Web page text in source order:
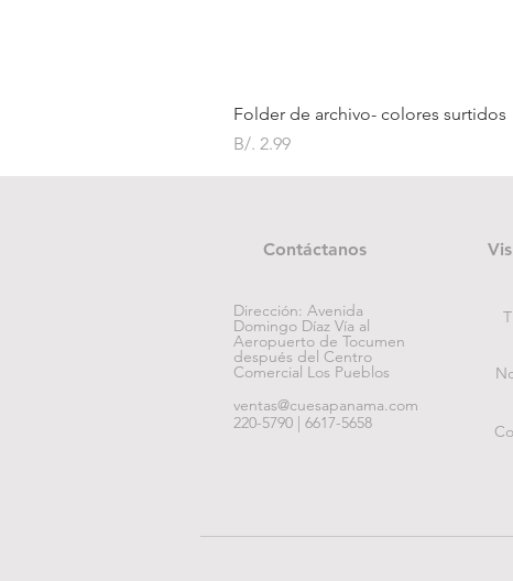
Folder de archivo- colores surtidos
Precio
B/. 2.99
Contáctanos
Dirección: Avenida
Domingo Díaz Vía al
Aeropuerto de Tocumen
después del Centro
Comercial Los Pueblos
ventas@cuesapanama.com
220-5790 | 6617-5658